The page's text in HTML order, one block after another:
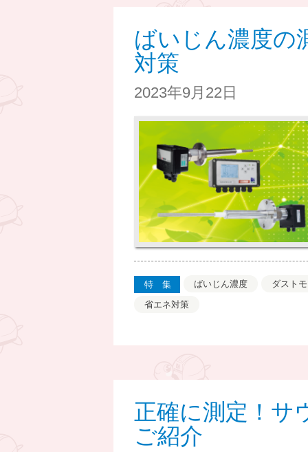
ばいじん濃度の
対策
2023年9月22日
特集 ばいじん濃度
ダスト
省エネ対策
正確に測定！サ
ご紹介